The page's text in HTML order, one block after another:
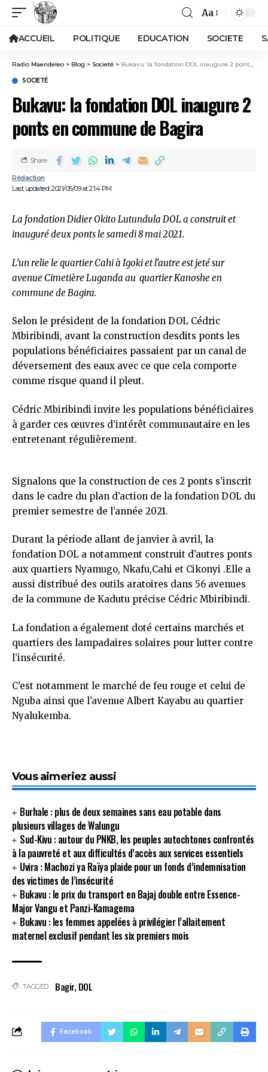
Aa
ACCUEIL POLITIQUE EDUCATION SOCIETE
Radio Maendeleo > Blog > Societé > Bukavu: la fondation DOL inaugure 2 ponts en commune de Bagira
SOCIETÉ
Bukavu: la fondation DOL inaugure 2
ponts en commune de Bagira
Last updated: 2021/05/09 at 2:14 PM
Rédaction
Share
La fondation Didier Okito Lutundula DOL a construit et
inauguré deux ponts le samedi 8 mai 2021.
L’un relie le quartier Cahi à Igoki et l’autre est jeté sur
avenue Cimetière Luganda au quartier Kanoshe en
commune de Bagira.
Selon le président de la fondation DOL Cédric
Mbiribindi, avant la construction desdits ponts les
populations bénéficiaires passaient par un canal de
déversement des eaux avec ce que cela comporte
comme risque quand il pleut.
Cédric Mbiribindi invite les populations bénéficiaires
à garder ces œuvres d’intérêt communautaire en les
entretenant régulièrement.
Signalons que la construction de ces 2 ponts s’inscrit
dans le cadre du plan d’action de la fondation DOL du
premier semestre de l’année 2021.
Durant la période allant de janvier à avril, la
fondation DOL a notamment construit d’autres ponts
aux quartiers Nyamugo, Nkafu,Cahi et Cikonyi .Elle a
aussi distribué des outils aratoires dans 56 avenues
de la commune de Kadutu précise Cédric Mbiribindi.
La fondation a également doté certains marchés et
quartiers des lampadaires solaires pour lutter contre
l’insécurité.
C’est notamment le marché de feu rouge et celui de
Nguba ainsi que l’avenue Albert Kayabu au quartier
Nyalukemba.
Vous aimeriez aussi
Burhale : plus de deux semaines sans eau potable dans
plusieurs villages de Walungu
Sud-Kivu : autour du PNKB, les peuples autochtones confrontés
à la pauvreté et aux difficultés d’accès aux services essentiels
Uvira : Machozi ya Raïya plaide pour un fonds d’indemnisation
des victimes de l’insécurité
Bukavu : le prix du transport en Bajaj double entre Essence-
Major Vangu et Panzi-Kamagema
Bukavu : les femmes appelées à privilégier l’allaitement
maternel exclusif pendant les six premiers mois
TAGGED: Bagir, DOL
Facebook